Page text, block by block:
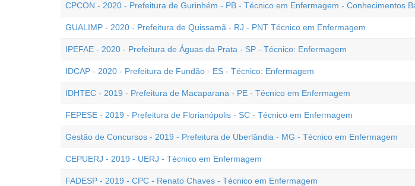
CPCON - 2020 - Prefeitura de Gurinhém - PB - Técnico em Enfermagem - Conhecimentos
GUALIMP - 2020 - Prefeitura de Quissamã - RJ - PNT Técnico em Enfermagem
IPEFAE - 2020 - Prefeitura de Águas da Prata - SP - Técnico: Enfermagem
IDCAP - 2020 - Prefeitura de Fundão - ES - Técnico: Enfermagem
IDHTEC - 2019 - Prefeitura de Macaparana - PE - Técnico em Enfermagem
FEPESE - 2019 - Prefeitura de Florianópolis - SC - Técnico em Enfermagem
Gestão de Concursos - 2019 - Prefeitura de Uberlândia - MG - Técnico em Enfermagem
CEPUERJ - 2019 - UERJ - Técnico em Enfermagem
FADESP - 2019 - CPC - Renato Chaves - Técnico em Enfermagem